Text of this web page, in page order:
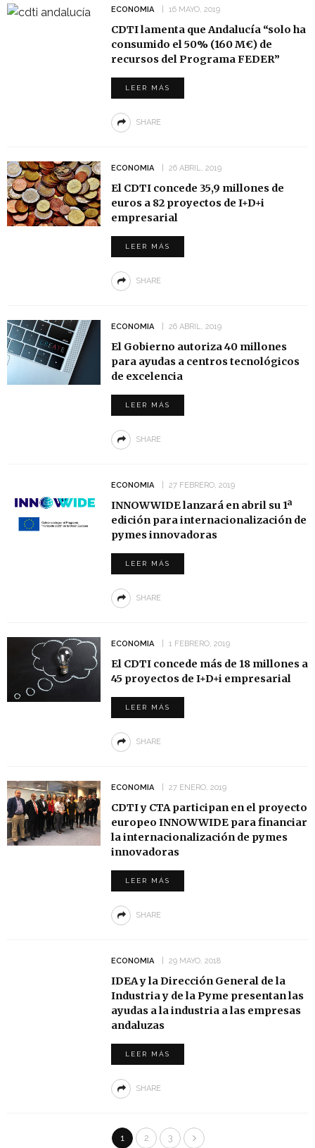
ECONOMIA 16 MAYO, 2019
CDTI lamenta que Andalucía “solo ha
consumido el 50% (160 M€) de
recursos del Programa FEDER”
LEER MÁS
SHARE
ECONOMIA 26 ABRIL, 2019
El CDTI concede 35,9 millones de
euros a 82 proyectos de I+D+i
empresarial
LEER MÁS
SHARE
ECONOMIA 26 ABRIL, 2019
El Gobierno autoriza 40 millones
para ayudas a centros tecnológicos
de excelencia
LEER MÁS
SHARE
ECONOMIA 27 FEBRERO, 2019
INNOWWIDE lanzará en abril su 1ª
edición para internacionalización de
pymes innovadoras
LEER MÁS
SHARE
ECONOMIA 1 FEBRERO, 2019
El CDTI concede más de 18 millones a
45 proyectos de I+D+i empresarial
LEER MÁS
SHARE
ECONOMIA 27 ENERO, 2019
CDTI y CTA participan en el proyecto
europeo INNOWWIDE para financiar
la internacionalización de pymes
innovadoras
LEER MÁS
SHARE
ECONOMIA 29 MAYO, 2018
IDEA y la Dirección General de la
Industria y de la Pyme presentan las
ayudas a la industria a las empresas
andaluzas
LEER MÁS
SHARE
1 2 3